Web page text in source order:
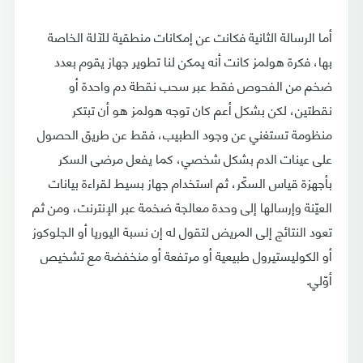
أما الرسالة الثانية فكانت عن إمكانات منطقية للآلة الخاصة
بها، فكرة هولمز كانت أنه يمكن لنا تطوير جهاز يقوم بعدد
ضخم من الفحوص فقط عبر سحب نقطة دم واحدة أو
نقطتين، لكن بشكل أعم كان توجه هولمز هو أن تبتكر
منظومة تستغني عن وجود الطبيب، فقط عن طريق الحصول
على عينات الدم بشكل شخصي، كما يفعل مرضى السكر
بأجهزة قياس السكّر، ثم استخدام جهاز بسيط لقراءة بيانات
العيّنة وإرسالها إلى وحدة معالجة ضخمة عبر الإنترنت، ومن ثم
تعود النتائج إلى المريض لتقول له إن نسبة اليوريا أو الجلوكوز
أو الكوليستيرول طبيعية أو مرتفعة أو منخفضة مع تشخيص
أوّلي.